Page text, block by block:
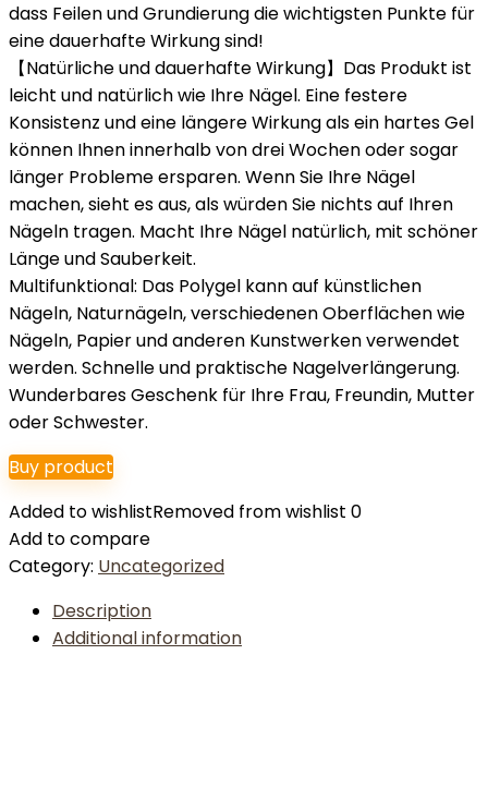
dass Feilen und Grundierung die wichtigsten Punkte für
eine dauerhafte Wirkung sind!
【Natürliche und dauerhafte Wirkung】Das Produkt ist
leicht und natürlich wie Ihre Nägel. Eine festere
Konsistenz und eine längere Wirkung als ein hartes Gel
können Ihnen innerhalb von drei Wochen oder sogar
länger Probleme ersparen. Wenn Sie Ihre Nägel
machen, sieht es aus, als würden Sie nichts auf Ihren
Nägeln tragen. Macht Ihre Nägel natürlich, mit schöner
Länge und Sauberkeit.
Multifunktional: Das Polygel kann auf künstlichen
Nägeln, Naturnägeln, verschiedenen Oberflächen wie
Nägeln, Papier und anderen Kunstwerken verwendet
werden. Schnelle und praktische Nagelverlängerung.
Wunderbares Geschenk für Ihre Frau, Freundin, Mutter
oder Schwester.
Buy product
Added to wishlistRemoved from wishlist 0
Add to compare
Category: Uncategorized
Description
Additional information